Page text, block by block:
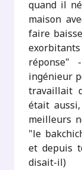
quand il
maison
faire
réponse"
ingénieur
travaillait
était
meilleurs
"le
et depuis
disait-il)